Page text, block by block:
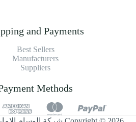
and Payments
Best Sellers
Manufacturers
Suppliers
Methods